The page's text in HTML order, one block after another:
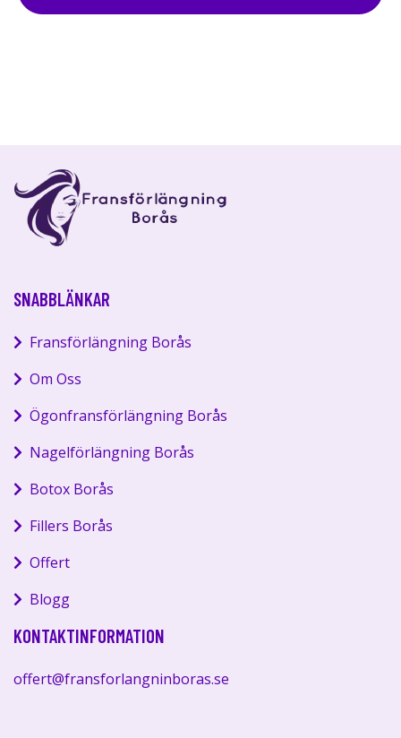
SNABBLÄNKAR
Fransförlängning Borås
Om Oss
Ögonfransförlängning Borås
Nagelförlängning Borås
Botox Borås
Fillers Borås
Offert
Blogg
KONTAKTINFORMATION
offert@fransforlangninboras.se